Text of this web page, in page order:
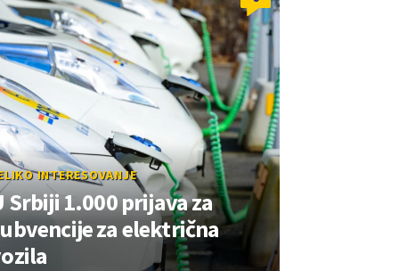
INTERESOVANJE
Srbiji 1.000 prijava za
za električna